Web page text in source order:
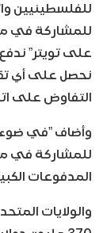
للفلسطينيين
للمشاركة في
على تويتر”
نحصل على أي
التفاوض على
وأضاف ”في ضوء
للمشاركة في
المدفوعات
والولايات